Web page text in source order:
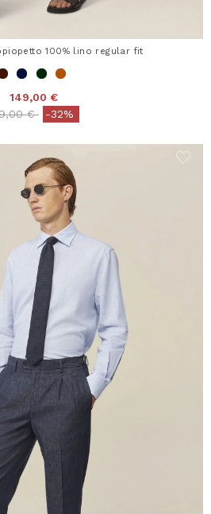
100% lino regular fit
149,00 €
reduced from
€to-32%